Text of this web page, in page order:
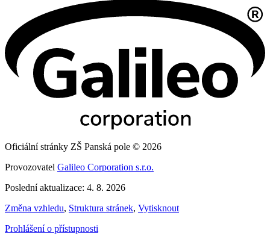
Oficiální stránky ZŠ Panská pole © 2026
Provozovatel Galileo Corporation s.r.o.
Poslední aktualizace: 4. 8. 2026
Změna vzhledu, Struktura stránek, Vytisknout
Prohlášení o přístupnosti